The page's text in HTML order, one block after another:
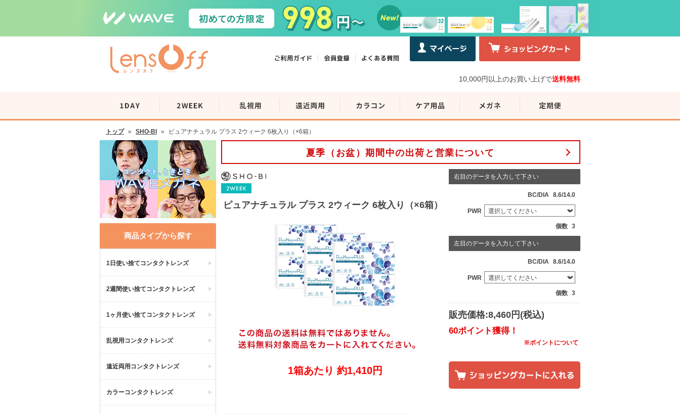
10,000円以上のお買い上げで送料無料
トップ » SHO-BI » ピュアナチュラル プラス 2ウィーク 6枚入り（×6箱）
商品タイプから探す
1日使い捨てコンタクトレンズ
2週間使い捨てコンタクトレンズ
1ヶ月使い捨てコンタクトレンズ
乱視用コンタクトレンズ
遠近両用コンタクトレンズ
カラーコンタクトレンズ
夏季（お盆）期間中の出荷と営業について
ピュアナチュラル プラス 2ウィーク 6枚入り（×6箱）
1箱あたり 約1,410円
右目のデータを入力して下さい
BC/DIA 8.6/14.0
PWR
個数 3
左目のデータを入力して下さい
BC/DIA 8.6/14.0
PWR
個数 3
販売価格:8,460円(税込)
60ポイント獲得！
※ポイントについて